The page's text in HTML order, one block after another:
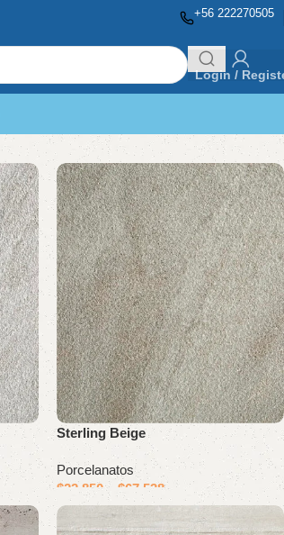
+56 222270505
Login /
Sterling Beige
Porcelanatos
$22.850–$67.538